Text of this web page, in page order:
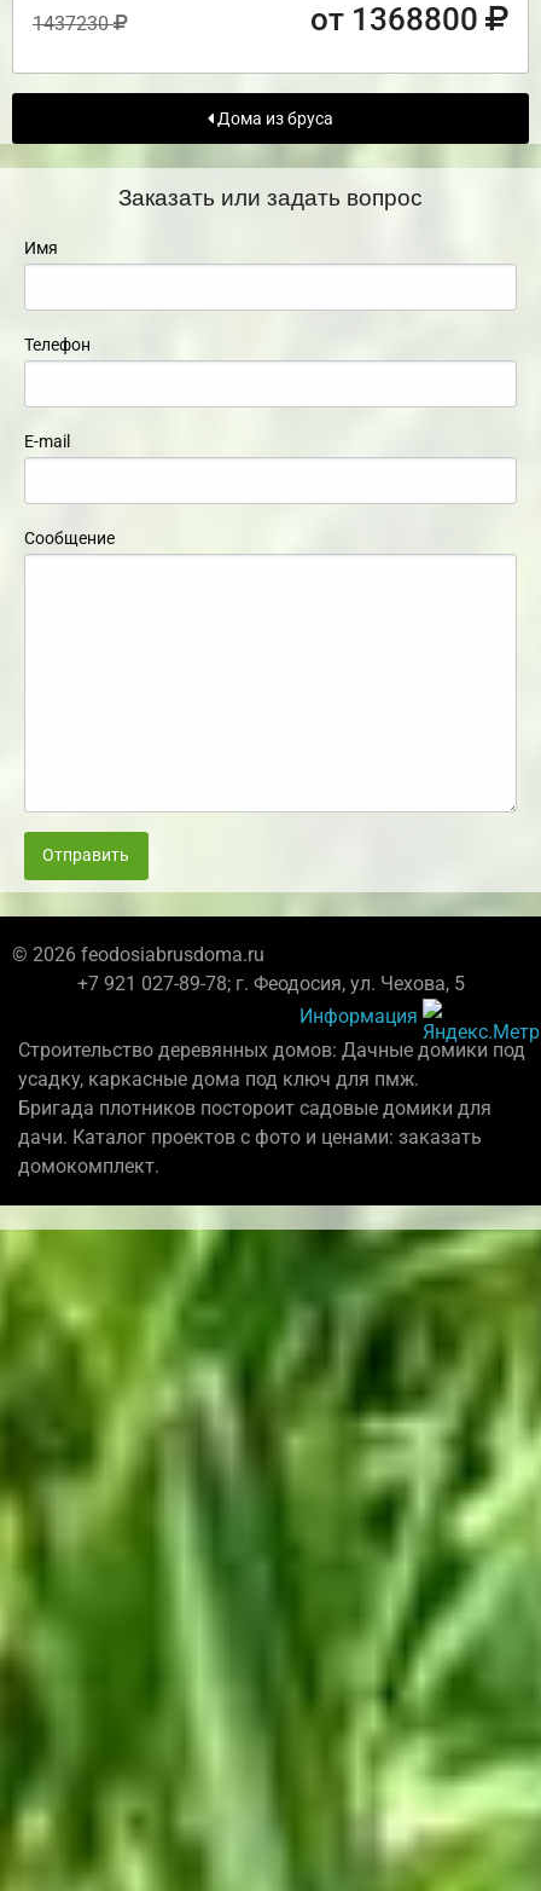
1437230 от 1368800
Дома из бруса
Заказать или задать вопрос
Имя
Телефон
E-mail
Сообщение
Отправить
© 2026 feodosiabrusdoma.ru
+7 921 027-89-78; г. Феодосия, ул. Чехова, 5
Информация
Строительство деревянных домов: Дачные домики под
усадку, каркасные дома под ключ для пмж.
Бригада плотников постороит садовые домики для
дачи. Каталог проектов с фото и ценами: заказать
домокомплект.